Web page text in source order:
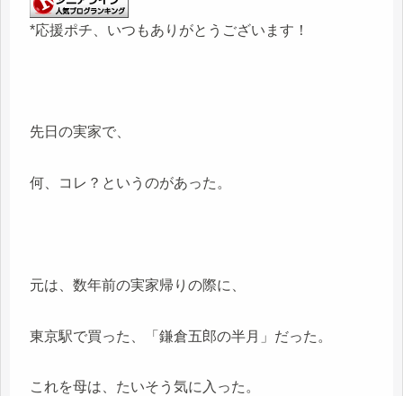
*応援ポチ、いつもありがとうございます！
先日の実家で、
何、コレ？というのがあった。
元は、数年前の実家帰りの際に、
東京駅で買った、「鎌倉五郎の半月」だった。
これを母は、たいそう気に入った。